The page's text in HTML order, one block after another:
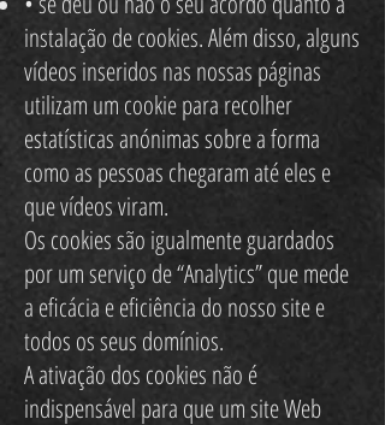
instalação de cookies. Além disso, alguns
vídeos inseridos nas nossas páginas
utilizam um cookie para recolher
estatísticas anónimas sobre a forma
como as pessoas chegaram até eles e
que vídeos viram.
Os cookies são igualmente guardados
por um serviço de “Analytics” que mede
a eficácia e eficiência do nosso site e
todos os seus domínios.
A ativação dos cookies não é
indispensável para que um site Web